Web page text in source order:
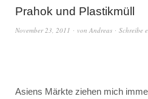
Prahok und Plastikmüll
November 23, 2011 von Andreas Schreibe
Asiens Märkte ziehen mich